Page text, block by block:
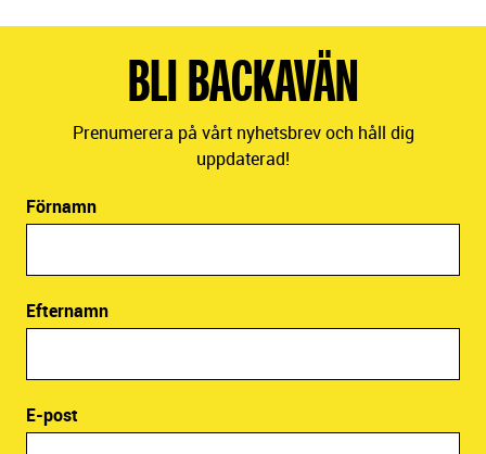
BLI BACKAVÄN
Prenumerera på vårt nyhetsbrev och håll dig
uppdaterad!
Förnamn
Efternamn
E-post